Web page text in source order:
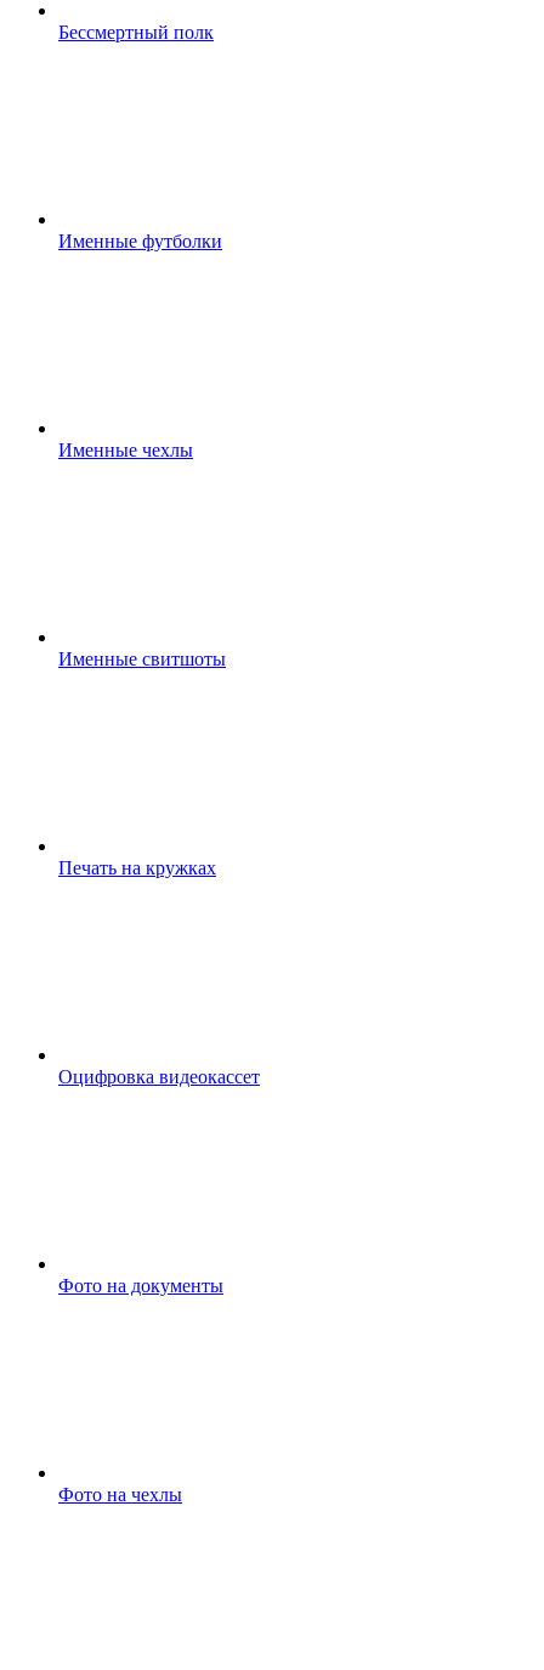
Бессмертный полк
Именные футболки
Именные чехлы
Именные свитшоты
Печать на кружках
Оцифровка видеокассет
Фото на документы
Фото на чехлы